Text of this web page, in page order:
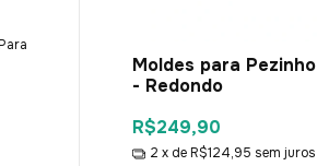
Moldes para Pezinho
- Redondo
R$249,90
2 x de R$124,95 sem juros